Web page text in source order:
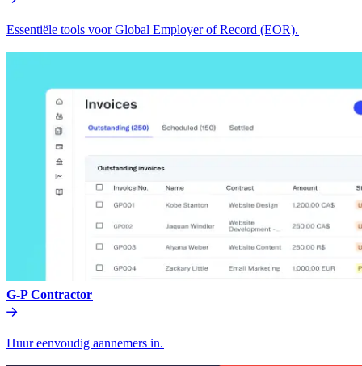
Essentiële tools voor Global Employer of Record (EOR).​​
G-P Contractor​​
Huur eenvoudig aannemers in.​​